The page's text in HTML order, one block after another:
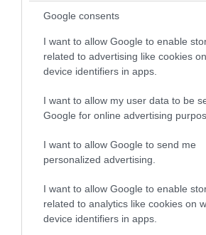
Google consents
I want to allow Google to enable
related to advertising like cookies
device identifiers in apps.
I want to allow my user data to be
Google for online advertising
I want to allow Google to send me
personalized advertising.
I want to allow Google to enable
related to analytics like cookies on
device identifiers in apps.
06.08.2026 | 14:02
«Επιχείρηση ελεύθερα
αντικείμενα από